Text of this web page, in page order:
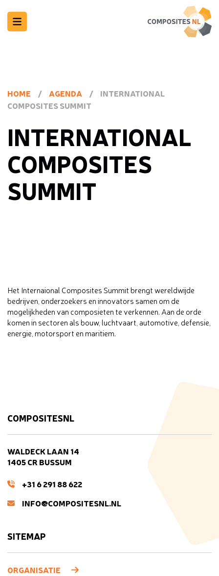
HOME / AGENDA /
INTERNATIONAL
COMPOSITES SUMMIT
INTERNATIONAL
COMPOSITES
SUMMIT
Het Internaional Composites Summit brengt wereldwijde
bedrijven, onderzoekers en innovators samen om de
mogelijkheden van composieten te verkennen. Aan de orde
komen in sectoren als bouw, luchtvaart, automotive, defensie,
energie, motorsport en maritiem.
COMPOSITESNL
WALDECK LAAN 14
1405 CR BUSSUM
+31 6 291 88 622
INFO@COMPOSITESNL.NL
SITEMAP
ORGANISATIE